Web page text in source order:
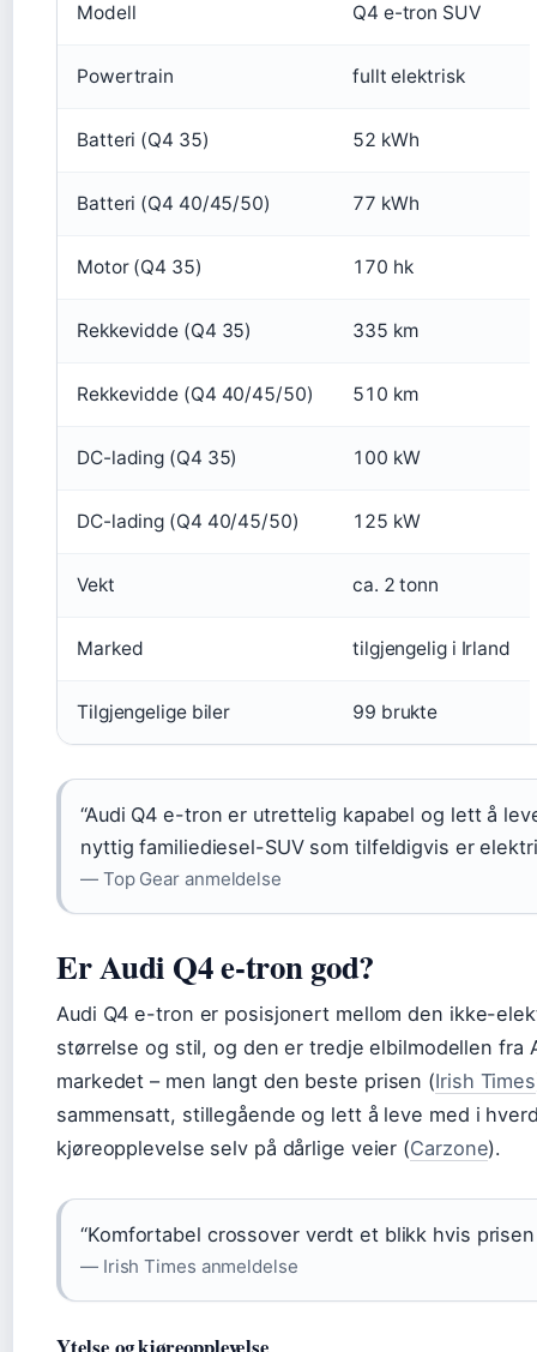
Modell Q4 e-tron SUV
Powertrain fullt elektrisk
Batteri (Q4 35) 52 kWh
Batteri (Q4 40/45/50) 77 kWh
Motor (Q4 35) 170 hk
Rekkevidde (Q4 35) 335 km
Rekkevidde (Q4 40/45/50) 510 km
DC-lading (Q4 35) 100 kW
DC-lading (Q4 40/45/50) 125 kW
Vekt ca. 2 tonn
Marked tilgjengelig i Irland
Tilgjengelige biler 99 brukte
“Audi Q4 e-tron er utrettelig kapabel og lett å
nyttig familiediesel-SUV som tilfeldigvis er
— Top Gear anmeldelse
Er Audi Q4 e-tron god?
Audi Q4 e-tron er posisjonert mellom den ikke-
størrelse og stil, og den er tredje elbilmodellen fra
markedet – men langt den beste prisen (Irish Times
sammensatt, stillegående og lett å leve med i
kjøreopplevelse selv på dårlige veier (Carzone).
“Komfortabel crossover verdt et blikk hvis
— Irish Times anmeldelse